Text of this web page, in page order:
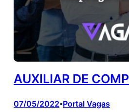
AUXILIAR DE
07/05/2022•Portal Vagas